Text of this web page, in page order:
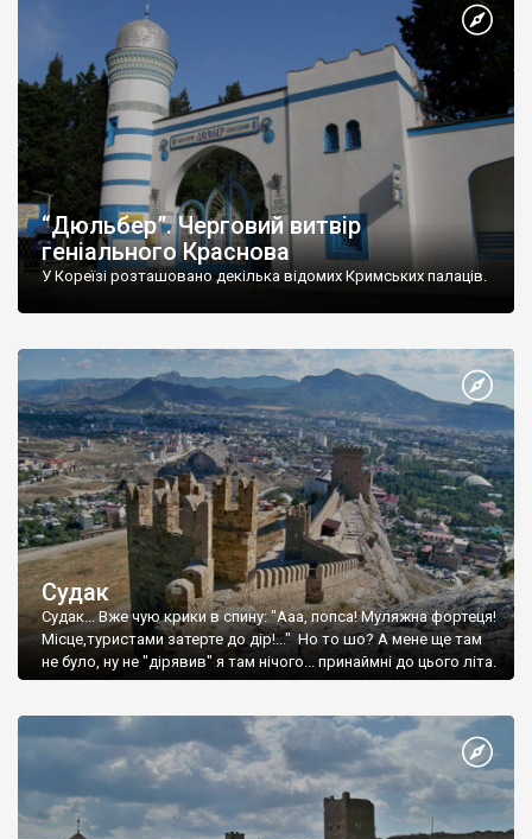
“Дюльбер”. Черговий витвір
геніального Краснова
У Кореїзі розташовано декілька відомих Кримських палаців.
Судак
Судак... Вже чую крики в спину: "Ааа, попса! Муляжна фортеця!
Місце,туристами затерте до дір!..." Но то шо? А мене ще там
не було, ну не "дірявив" я там нічого... принаймні до цього літа.